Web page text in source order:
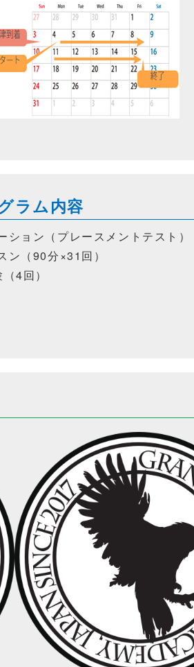
ラム内容
ション（プレースメントテスト）
ン（90分×31回）
4回）